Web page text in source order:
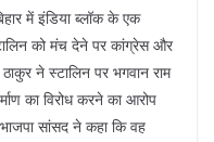
में इंडिया ब्लॉक के एक
को मंच देने पर कांग्रेस और
ने स्टालिन पर भगवान राम
का विरोध करने का आरोप
सांसद ने कहा कि वह